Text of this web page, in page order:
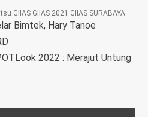
GIIAS GIIAS 2021 GIIAS SURABAYA
Bimtek, Hary Tanoe
2022 : Merajut Untung